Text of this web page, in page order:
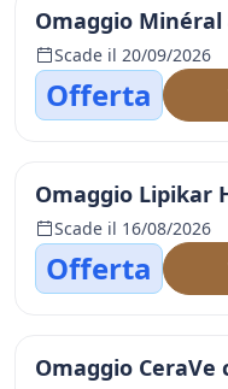
Omaggio Minéral
Scade il 20/09/2026
Offerta
Omaggio Lipikar
Scade il 16/08/2026
Offerta
Omaggio